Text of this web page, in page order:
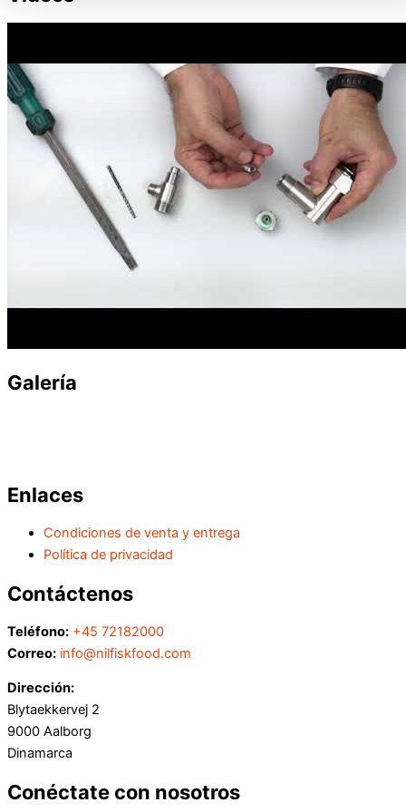
Galería
Enlaces
Condiciones de venta y entrega
Política de privacidad
Contáctenos
Teléfono: +45 72182000
Correo: info@nilfiskfood.com
Dirección:
Blytaekkervej 2
9000 Aalborg
Dinamarca
Conéctate con nosotros